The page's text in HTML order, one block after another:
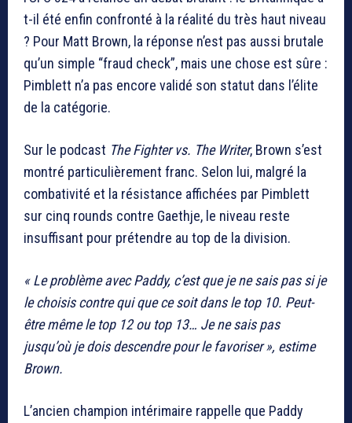
t-il été enfin confronté à la réalité du très haut niveau
? Pour Matt Brown, la réponse n’est pas aussi brutale
qu’un simple “fraud check”, mais une chose est sûre :
Pimblett n’a pas encore validé son statut dans l’élite
de la catégorie.
Sur le podcast The Fighter vs. The Writer, Brown s’est
montré particulièrement franc. Selon lui, malgré la
combativité et la résistance affichées par Pimblett
sur cinq rounds contre Gaethje, le niveau reste
insuffisant pour prétendre au top de la division.
« Le problème avec Paddy, c’est que je ne sais pas si je
le choisis contre qui que ce soit dans le top 10. Peut-
être même le top 12 ou top 13… Je ne sais pas
jusqu’où je dois descendre pour le favoriser », estime
Brown.
L’ancien champion intérimaire rappelle que Paddy